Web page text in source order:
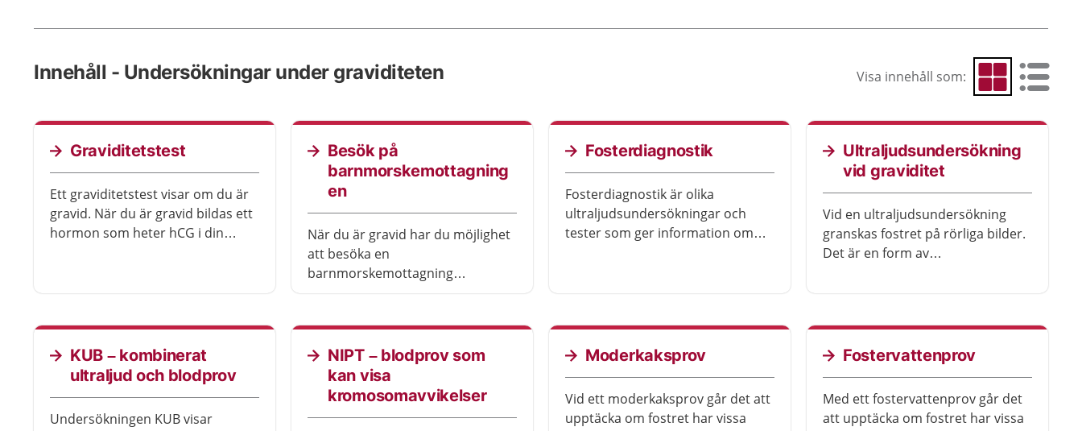
Innehåll - Undersökningar under graviditeten Visa innehåll som: Visa som rutnät
Visa som
Graviditetstest
Ett graviditetstest visar om du är
gravid. När du är gravid bildas ett
hormon som heter hCG i din
Besök på
barnmorskemottagning
en
När du är gravid har du möjlighet
att besöka en
barnmorskemottagning
hjälp att förbereda dig inför
förlossningen. Besöken är gratis
för dig.
Fosterdiagnostik
Fosterdiagnostik är olika
ultraljudsundersökningar och
tester som ger information om
moderkakans placering,
eventuella avvikelser hos fostret,
kromosomavvikelser eller andra
Ultraljudsundersökning
vid graviditet
Vid en ultraljudsundersökning
granskas fostret på rörliga bilder.
Det är en form av
innan barnet har fötts. Alla
gravida erbjuds ett ultraljud
mellan vecka 18 och 20.
KUB – kombinerat
ultraljud och blodprov
Undersökningen KUB visar
NIPT – blodprov som
kan visa
kromosomavvikelser
Moderkaksprov
Vid ett moderkaksprov går det att
upptäcka om fostret har vissa
Fostervattenprov
Med ett fostervattenprov går det
att upptäcka om fostret har vissa